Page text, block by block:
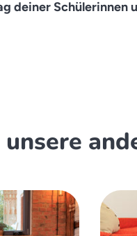
deiner Schülerinnen